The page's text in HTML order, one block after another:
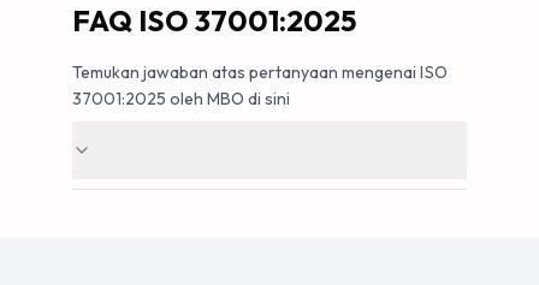
FAQ ISO 37001:2025
Temukan jawaban atas pertanyaan mengenai ISO
37001:2025 oleh MBO di sini